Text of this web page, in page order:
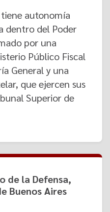
autonomía
dentro del Poder
por una
Público Fiscal
General y una
que ejercen sus
Superior de
de la Defensa,
Buenos Aires